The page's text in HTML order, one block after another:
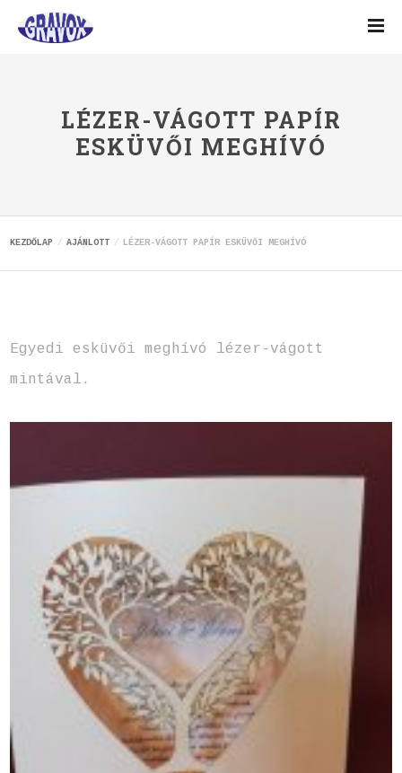
LÉZER-VÁGOTT PAPÍR
ESKÜVŐI MEGHÍVÓ
KEZDŐLAP AJÁNLOTT LÉZER-VÁGOTT PAPÍR ESKÜVŐI MEGHÍVÓ
Egyedi esküvői meghívó lézer-vágott
mintával.